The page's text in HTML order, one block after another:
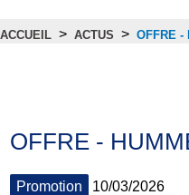
ACCUEIL > ACTUS > OFFRE -
OFFRE -
Promotion 10/03/2026